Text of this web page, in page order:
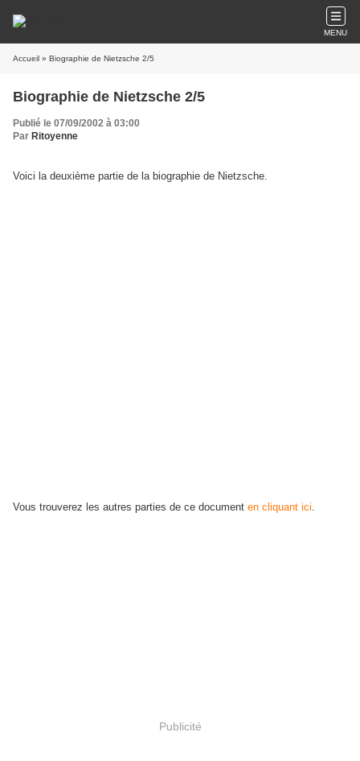
MENU
Accueil » Biographie de Nietzsche 2/5
Biographie de Nietzsche 2/5
Publié le 07/09/2002 à 03:00
Par Ritoyenne
Voici la deuxième partie de la biographie de Nietzsche.
Vous trouverez les autres parties de ce document en cliquant ici.
Publicité